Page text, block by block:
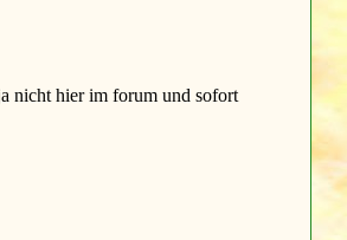
nicht hier im forum und sofort